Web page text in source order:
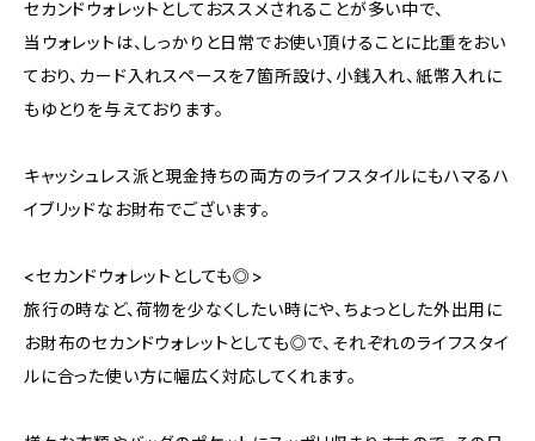
セカンドウォレットとしておススメされることが多い中で、
当ウォレットは、しっかりと日常でお使い頂けることに比重をおい
ており、カード入れスペースを7箇所設け、小銭入れ、紙幣入れに
もゆとりを与えております。
キャッシュレス派と現金持ちの両方のライフスタイルにもハマるハ
イブリッドなお財布でございます。
<セカンドウォレットとしても◎>
旅行の時など、荷物を少なくしたい時にや、ちょっとした外出用に
お財布のセカンドウォレットとしても◎で、それぞれのライフスタイ
ルに合った使い方に幅広く対応してくれます。